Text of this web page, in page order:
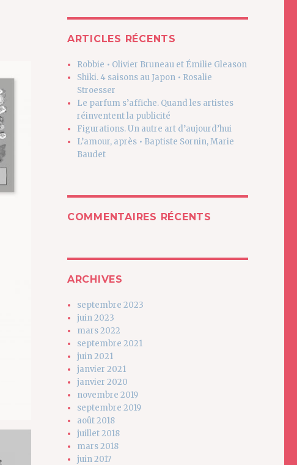
ARTICLES RÉCENTS
Robbie • Olivier Bruneau et Émilie Gleason
Shiki. 4 saisons au Japon • Rosalie
Stroesser
Le parfum s’affiche. Quand les artistes
réinventent la publicité
Figurations. Un autre art d’aujourd’hui
L’amour, après • Baptiste Sornin, Marie
Baudet
COMMENTAIRES RÉCENTS
ARCHIVES
septembre 2023
juin 2023
mars 2022
septembre 2021
juin 2021
janvier 2021
janvier 2020
novembre 2019
septembre 2019
août 2018
juillet 2018
mars 2018
juin 2017